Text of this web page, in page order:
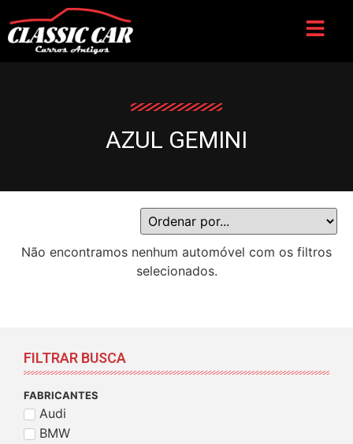
AZUL GEMINI
FILTRAR BUSCA
FABRICANTES
Audi
BMW
Não encontramos nenhum automóvel com os filtros
selecionados.